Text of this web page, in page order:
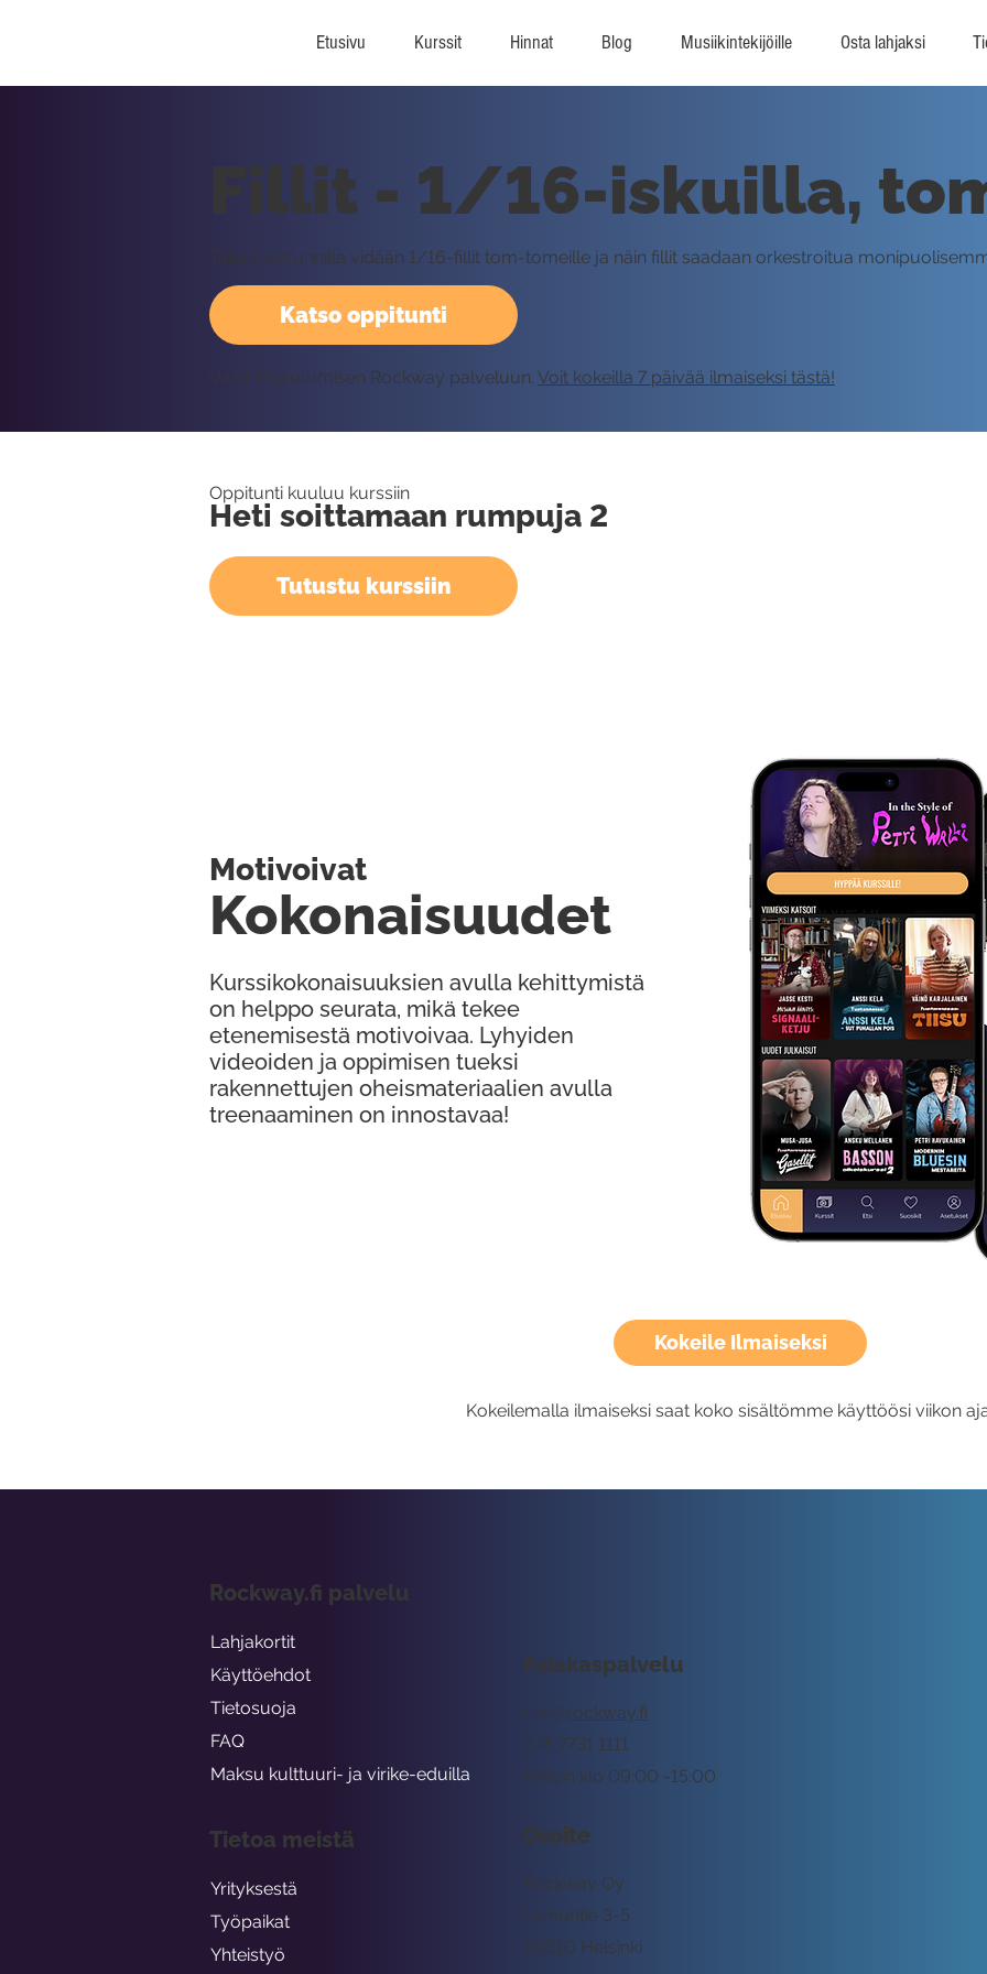
Etusivu Kurssit Hinnat Blog Musiikintekijöille Osta lahjaksi
Kokeile Ilmaiseksi
Kokeilemalla ilmaiseksi saat koko sisältömme käyttöösi viikon
Katso oppitunti
Fillit - 1/16-iskuilla,
Tällä oppitunnilla vidään 1/16-fillit tom-tomeille ja näin fillit saadaan orkestroitua
Vaatii kirjautumisen Rockway palveluun. Voit kokeilla 7 päivää ilmaiseksi tästä!
Oppitunti kuuluu kurssiin
Heti soittamaan rumpuja 2
Tutustu kurssiin
Kurssikokonaisuuksien avulla kehittymistä
on helppo seurata, mikä tekee
etenemisestä motivoivaa. Lyhyiden
videoiden ja oppimisen tueksi
rakennettujen oheismateriaalien avulla
treenaaminen on innostavaa!
Kokonaisuudet
Motivoivat
Asiakaspalvelu
tuki@rockway.fi
Arkisin klo 09:00 -15:00
045 7731 1111
Osoite
Rockway Oy
Lemuntie 3-5
00510 Helsinki
Rockway.fi palvelu
Lahjakortit
Käyttöehdot
Tietosuoja
FAQ
Maksu kulttuuri- ja virike-eduilla
Tietoa meistä
Yrityksestä
Työpaikat
Yhteistyö